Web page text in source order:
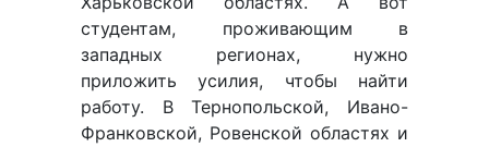
студентам, проживающим в
западных регионах, нужно
приложить усилия, чтобы найти
работу. В Тернопольской, Ивано-
Франковской, Ровенской областях и